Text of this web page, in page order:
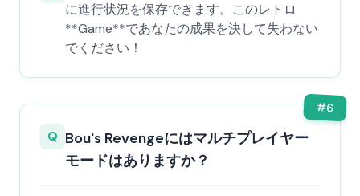
に進行状況を保存できます。このレトロ
**Game**であなたの成果を決して失わない
でください！
#6
Q Bou's Revengeにはマルチプレイヤー
モードはありますか？